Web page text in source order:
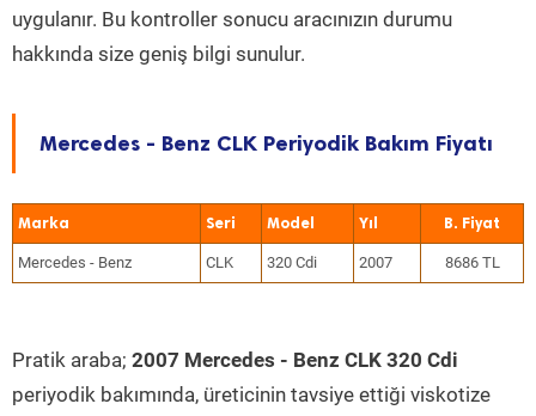
uygulanır. Bu kontroller sonucu aracınızın durumu
hakkında size geniş bilgi sunulur.
Mercedes - Benz CLK Periyodik Bakım Fiyatı
Marka Seri Model Yıl
Mercedes - Benz CLK 320 Cdi 2007 8686 TL
Pratik araba; 2007 Mercedes - Benz CLK 320 Cdi
periyodik bakımında, üreticinin tavsiye ettiği viskotize